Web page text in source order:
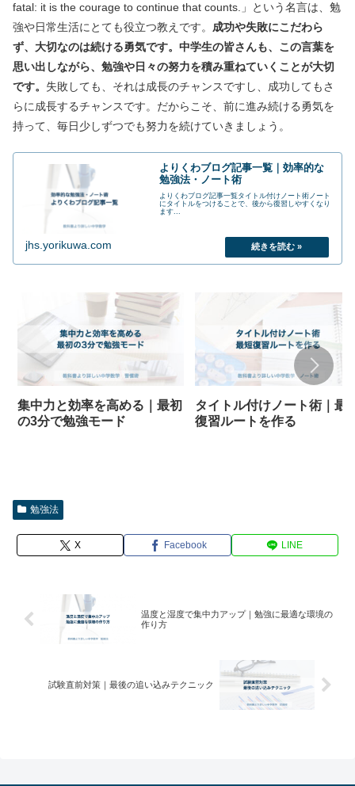
fatal: it is the courage to continue that counts.」という名言は、勉
強や日常生活にとても役立つ教えです。 成功や失敗にこだわら
ず、大切なのは続ける勇気です。中学生の皆さんも、この言葉を
思い出しながら、勉強や日々の努力を積み重ねていくことが大切
です。 失敗しても、それは成長のチャンスですし、成功してもさ
らに成長するチャンスです。だからこそ、前に進み続ける勇気を
持って、毎日少しずつでも努力を続けていきましょう。
よりくわブログ記事一覧｜効率的な
勉強法・ノート術
よりくわブログ記事一覧タイトル付けノート術ノート
にタイトルをつけることで、後から復習しやすくなり
ます...
jhs.yorikuwa.com
集中力と効率を高める｜最初
の3分で勉強モード
タイトル付けノート術｜最
復習ルートを作る
勉強法
X Facebook LINE
温度と湿度で集中力アップ｜勉強に最適な環境の
作り方
試験直前対策｜最後の追い込みテクニック